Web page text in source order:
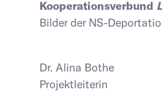
Kooperationsverbund
Bilder der NS-
Dr. Alina Bothe
Projektleiterin